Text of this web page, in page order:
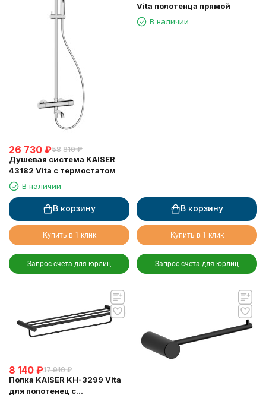
26 730 ₽58 810 ₽
Душевая система KAISER
43182 Vita с термостатом
В наличии
В корзину
Купить в 1 клик
Запрос счета для юрлиц
Vita полотенца прямой
В наличии
В корзину
Купить в 1 клик
Запрос счета для юрлиц
8 140 ₽17 910 ₽
Полка KAISER KH-3299 Vita
для полотенец с